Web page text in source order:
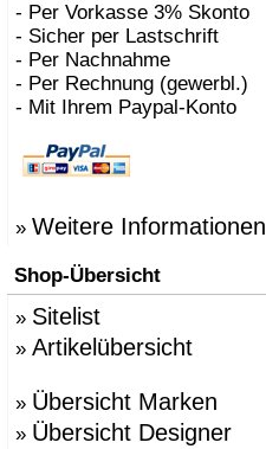
- Per Vorkasse 3% Skonto
- Sicher per Lastschrift
- Per Nachnahme
- Per Rechnung (gewerbl.)
- Mit Ihrem Paypal-Konto
» Weitere Informationen
Shop-Übersicht
» Sitelist
» Artikelübersicht
» Übersicht Marken
» Übersicht Designer